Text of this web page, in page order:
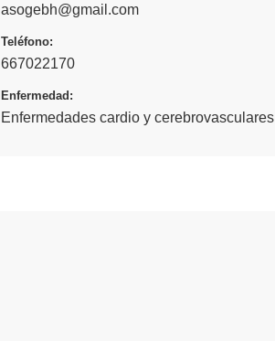
asogebh@gmail.com
Teléfono:
667022170
Enfermedad:
Enfermedades cardio y cerebrovasculares